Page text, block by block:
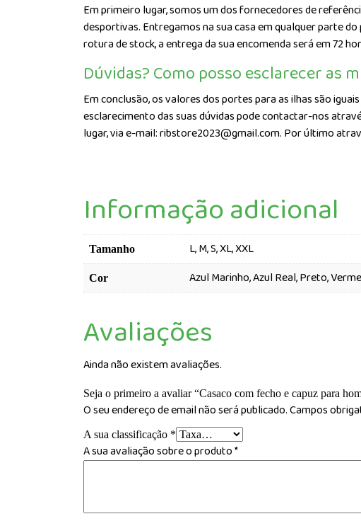
Em primeiro lugar, somos um dos fornecedores de
desportivas. Entregamos na sua casa em qualquer parte
rotura de stock, a entrega da sua encomenda será em 72
Dúvidas? Como posso esclarecer as
Em conclusão, os valores dos portes para as ilhas são
esclarecimento das suas dúvidas pode contactar-nos
lugar, via e-mail: ribstore2023@gmail.com. Por último
Informação adicional
Tamanho L, M, S, XL, XXL
Cor Azul Marinho, Azul Real, Preto,
Avaliações
Ainda não existem avaliações.
Seja o primeiro a avaliar “Casaco com fecho e capuz para
O seu endereço de email não será publicado.Campos
A sua classificação *
A sua avaliação sobre o produto*